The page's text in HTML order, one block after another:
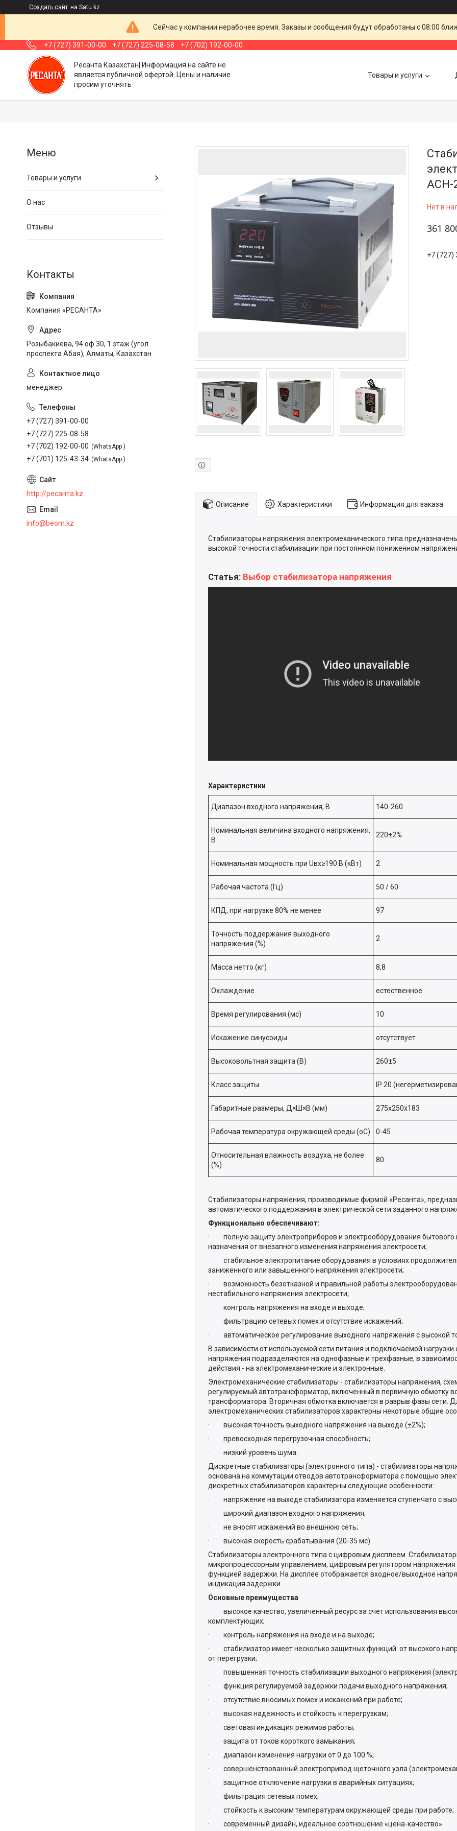
Создать сайт на Satu.kz
Сейчас у компании нерабочее время. Заказы и сообщения будут обработаны с 08:00
+7 (727) 391-00-00 +7 (727) 225-08-58 +7 (702) 192-00-00
Ресанта Казахстан| Информация на сайте не
является публичной офертой. Цены и наличие
просим уточнять
Товары и услуги
АСН-
Нет в
361
+7 (727)
Описание Характеристики Информация для заказа
Стабилизаторы напряжения электромеханического типа
высокой точности стабилизации при постоянном пониженном
Статья: Выбор стабилизатора напряжения
Характеристики
Диапазон входного напряжения, В 140-260
Номинальная величина входного напряжения,
В
220±2%
Номинальная мощность при Uвх≥190 В (кВт) 2
Рабочая частота (Гц) 50 / 60
КПД, при нагрузке 80% не менее 97
Точность поддержания выходного
напряжения (%)
2
Масса нетто (кг) 8,8
Охлаждение естественное
Время регулирования (мс) 10
Искажение синусоиды отсутствует
Высоковольтная защита (В) 260±5
Класс защиты IP 20
Габаритные размеры, Д×Ш×В (мм) 275х250х183
Рабочая температура окружающей среды (оС) 0-45
Относительная влажность воздуха, не более
(%)
80
Стабилизаторы напряжения, производимые фирмой «Ресанта»,
автоматического поддержания в электрической сети заданного
Функционально обеспечивают:
· полную защиту электроприборов и электрооборудования
назначения от внезапного изменения напряжения электросети;
· стабильное электропитание оборудования в условиях
заниженного или завышенного напряжения электросети;
· возможность безотказной и правильной работы
нестабильного напряжения электросети;
· контроль напряжения на входе и выходе;
· фильтрацию сетевых помех и отсутствие искажений;
· автоматическое регулирование выходного напряжения с высокой
В зависимости от используемой сети питания и подключаемой нагрузки
напряжения подразде­ляются на однофазные и трехфазные, в
действия - на электромеханические и электронные.
Электромеханические стабилизаторы - стабилизаторы напряжения,
регулируемый автотрансформатор, включенный в первичную обмотку
трансформатора. Вторичная обмотка включается в разрыв фазы сети.
электромеханических стабилизаторов характерны некоторые общие
· высокая точность выходного напряжения на выходе (±2%);
· превосходная перегрузочная способность;
· низкий уровень шума.
Дискретные стабилизаторы (электронного типа) - стабилизаторы
основана на коммутации отводов автотрансформатора с помощью
дискретных стабилизаторов характерны следующие особенности:
· напряжение на выходе стабилизатора изменяется ступенчато с
· широкий диапазон входного напряжения;
· не вносят искажений во внешнюю сеть;
· высокая скорость срабатывания (20-35 мс).
Стабилизаторы электронного типа с цифровым дисплеем.
микропроцессорным управлением, цифровым регулятором напряжения
функцией задержки. На дисплее отображается входное/выходное
индикация задержки.
Основные преимущества
· высокое качество, увеличенный ресурс за счет использования
комплектующих;
· контроль напряжения на входе и на выходе;
· стабилизатор имеет несколько защитных функций: от высокого
от перегрузки;
· повышенная точность стабилизации выходного напряжения
· функция регулируемой задержки подачи выходного напряжения;
· отсутствие вносимых помех и искажений при работе;
· высокая надежность и стойкость к перегрузкам;
· световая индикация режимов работы;
· защита от токов короткого замыкания;
· диапазон изменения нагрузки от 0 до 100 %;
· совершенствованный электропривод щеточного узла
· защитное отключение нагрузки в аварийных ситуациях;
· фильтрация сетевых помех;
· стойкость к высоким температурам окружающей среды при работе;
· современный дизайн, идеальное соотношение «цена-качество».
Товары и услуги
О нас
Отзывы
Компания «РЕСАНТА»
Розыбакиева, 94 оф.30, 1 этаж (угол
проспекта Абая), Алматы, Казахстан
менеджер
+7 (727) 391-00-00
+7 (727) 225-08-58
+7 (702) 192-00-00
WhatsApp
+7 (701) 125-43-34 WhatsApp
http://ресанта.kz
info@beom.kz